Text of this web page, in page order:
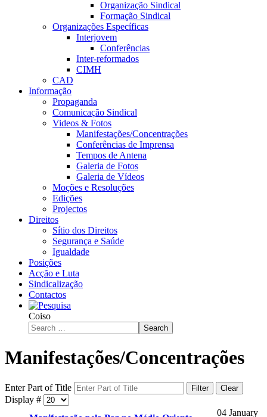
Organização Sindical
Formação Sindical
Organizações Específicas
Interjovem
Conferências
Inter-reformados
CIMH
CAD
Informação
Propaganda
Comunicação Sindical
Videos & Fotos
Manifestações/Concentrações
Conferências de Imprensa
Tempos de Antena
Galeria de Fotos
Galeria de Vídeos
Moções e Resoluções
Edições
Projectos
Direitos
Sítio dos Direitos
Segurança e Saúde
Igualdade
Posições
Acção e Luta
Sindicalização
Contactos
Coiso
Search
Manifestações/Concentrações
Enter Part of Title Filter Clear
Display #
04 January